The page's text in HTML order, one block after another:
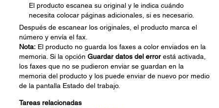
El producto escanea su original y le indica cuándo
necesita colocar páginas adicionales, si es necesario.
Después de escanear los originales, el producto marca el
número y envía el fax.
Nota: El producto no guarda los faxes a color enviados en la
memoria. Si la opción Guardar datos del errorestá activada,
los faxes que no se pudieron enviar se guardan en la
memoria del producto y los puede enviar de nuevo por medio
de la pantalla Estado del trabajo.
Tareas relacionadas